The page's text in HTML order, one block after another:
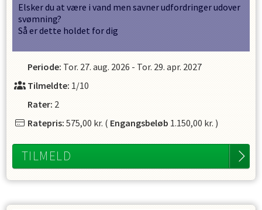
Elsker du at være i vand men savner udfordringer udover
svømning?
Så er dette holdet for dig
Periode: Tor. 27. aug. 2026 - Tor. 29. apr. 2027
Tilmeldte: 1/10
Rater: 2
Ratepris: 575,00 kr. ( Engangsbeløb 1.150,00 kr. )
TILMELD